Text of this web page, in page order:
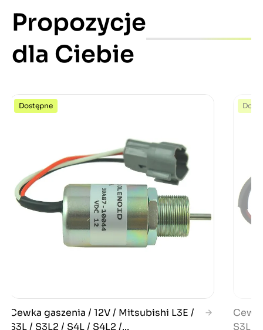
Propozycje
dla Ciebie
Dostępne
Cewka gaszenia / 12V / Mitsubishi L3E /
S3L / S3L2 / S4L / S4L2 /...
S3L /